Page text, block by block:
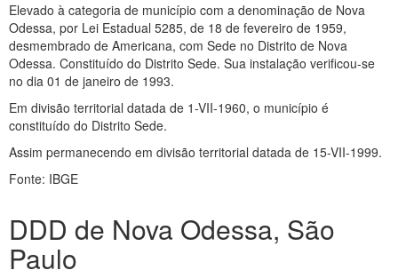
Elevado à categoria de município com a denominação de Nova
Odessa, por Lei Estadual 5285, de 18 de fevereiro de 1959,
desmembrado de Americana, com Sede no Distrito de Nova
Odessa. Constituído do Distrito Sede. Sua instalação verificou-se
no dia 01 de janeiro de 1993.
Em divisão territorial datada de 1-VII-1960, o município é
constituído do Distrito Sede.
Assim permanecendo em divisão territorial datada de 15-VII-1999.
Fonte: IBGE
DDD de Nova Odessa, São
Paulo